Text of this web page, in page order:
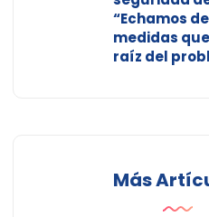
“Echamos
medidas
raíz del
Más